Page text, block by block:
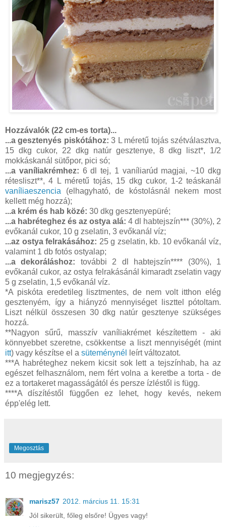
Hozzávalók (22 cm-es torta)...
...a gesztenyés piskótához: 3 L méretű tojás szétválasztva,
15 dkg cukor, 22 dkg natúr gesztenye, 8 dkg liszt*, 1/2
mokkáskanál sütőpor, pici só;
...a vaníliakrémhez: 6 dl tej, 1 vaníliarúd magjai, ~10 dkg
rétesliszt**, 4 L méretű tojás, 15 dkg cukor, 1-2 teáskanál
vaníliaeszencia (elhagyható, de kóstolásnál nekem most
kellett még hozzá);
...a krém és hab közé: 30 dkg gesztenyepüré;
...a habréteghez és az ostya alá: 4 dl habtejszín*** (30%), 2
evőkanál cukor, 10 g zselatin, 3 evőkanál víz;
...az ostya felrakásához: 25 g zselatin, kb. 10 evőkanál víz,
valamint 1 db fotós ostyalap;
...a dekoráláshoz: további 2 dl habtejszín**** (30%), 1
evőkanál cukor, az ostya felrakásánál kimaradt zselatin vagy
5 g zselatin, 1,5 evőkanál víz.
*A piskóta eredetileg lisztmentes, de nem volt itthon elég
gesztenyém, így a hiányzó mennyiséget liszttel pótoltam.
Liszt nélkül összesen 30 dkg natúr gesztenye szükséges
hozzá.
**Nagyon sűrű, masszív vaníliakrémet készítettem - aki
könnyebbet szeretne, csökkentse a liszt mennyiségét (mint
itt) vagy készítse el a süteménynél
leírt változatot.
***A habréteghez nekem kicsit sok lett a tejszínhab, ha az
egészet felhasználom, nem fért volna a keretbe a torta - de
ez a tortakeret magasságától és persze ízléstől is függ.
****A díszítéstől függően ez lehet, hogy kevés, nekem
épp'elég lett.
Megosztás
10 megjegyzés:
marisz57 2012. március 11. 15:31
Jól sikerült, főleg elsőre! Ügyes vagy!